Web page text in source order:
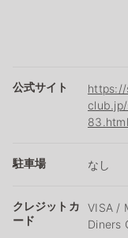
公式サイト
83.html
駐車場 なし
クレジットカ
ード
VISA /
Diners